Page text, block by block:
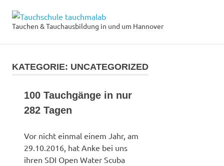
Inhalt
springen
Tauchschule
tauchmalab
Tauchen & Tauchausbildung in und um Hannover
KATEGORIE: UNCATEGORIZED
100 Tauchgänge in nur
282 Tagen
Vor nicht einmal einem Jahr, am
29.10.2016, hat Anke bei uns
ihren SDI Open Water Scuba